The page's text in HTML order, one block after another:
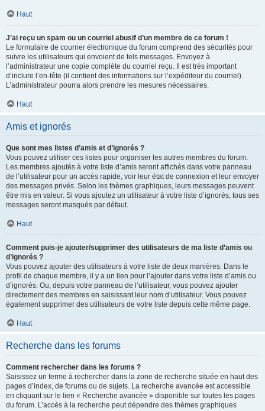
Haut
J’ai reçu un spam ou un courriel abusif d’un membre de ce forum !
Le formulaire de courrier électronique du forum comprend des sécurités pour
suivre les utilisateurs qui envoient de tels messages. Envoyez à
l’administrateur une copie complète du courriel reçu. Il est très important
d’inclure l’en-tête (il contient des informations sur l’expéditeur du courriel).
L’administrateur pourra alors prendre les mesures nécessaires.
Haut
Amis et ignorés
Que sont mes listes d’amis et d’ignorés ?
Vous pouvez utiliser ces listes pour organiser les autres membres du forum.
Les membres ajoutés à votre liste d’amis seront affichés dans votre panneau
de l’utilisateur pour un accès rapide, voir leur état de connexion et leur envoyer
des messages privés. Selon les thèmes graphiques, leurs messages peuvent
être mis en valeur. Si vous ajoutez un utilisateur à votre liste d’ignorés, tous ses
messages seront masqués par défaut.
Haut
Comment puis-je ajouter/supprimer des utilisateurs de ma liste d’amis ou
d’ignorés ?
Vous pouvez ajouter des utilisateurs à votre liste de deux manières. Dans le
profil de chaque membre, il y a un lien pour l’ajouter dans votre liste d’amis ou
d’ignorés. Ou, depuis votre panneau de l’utilisateur, vous pouvez ajouter
directement des membres en saisissant leur nom d’utilisateur. Vous pouvez
également supprimer des utilisateurs de votre liste depuis cette même page.
Haut
Recherche dans les forums
Comment rechercher dans les forums ?
Saisissez un terme à rechercher dans la zone de recherche située en haut des
pages d’index, de forums ou de sujets. La recherche avancée est accessible
en cliquant sur le lien « Recherche avancée » disponible sur toutes les pages
du forum. L’accès à la recherche peut dépendre des thèmes graphiques